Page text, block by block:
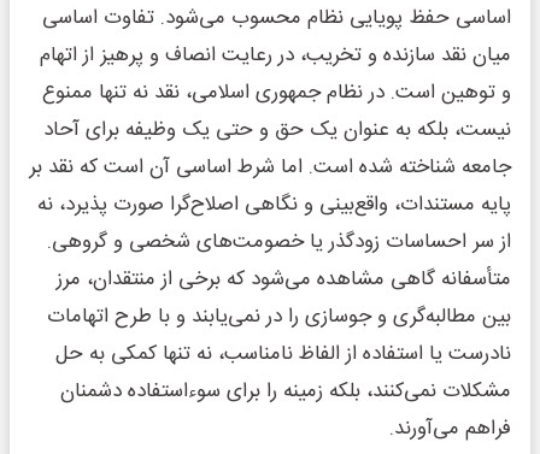
اساسی حفظ پویایی نظام محسوب می‌شود. تفاوت اساسی
میان نقد سازنده و تخریب، در رعایت انصاف و پرهیز از اتهام
و توهین است. در نظام جمهوری اسلامی، نقد نه تنها ممنوع
نیست، بلکه به عنوان یک حق و حتی یک وظیفه برای آحاد
جامعه شناخته شده است. اما شرط اساسی آن است که نقد بر
پایه مستندات، واقع‌بینی و نگاهی اصلاح‌گرا صورت پذیرد، نه
از سر احساسات زودگذر یا خصومت‌های شخصی و گروهی.
متأسفانه گاهی مشاهده می‌شود که برخی از منتقدان، مرز
بین مطالبه‌گری و جوسازی را در نمی‌یابند و با طرح اتهامات
نادرست یا استفاده از الفاظ نامناسب، نه تنها کمکی به حل
مشکلات نمی‌کنند، بلکه زمینه را برای سوءاستفاده دشمنان
فراهم می‌آورند.